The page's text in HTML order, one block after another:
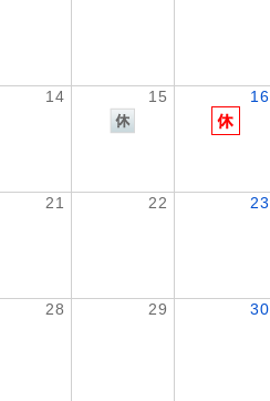
14 15 16
21 22 23
28 29 30